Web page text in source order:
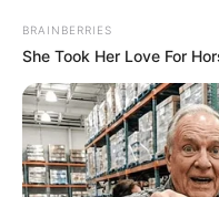
HOME
Home > Acs e ACE >
FNARAS e FENASCE ocupam
prometeu e ainda não votou.
BRAINBERRIES
She Took Her Love For